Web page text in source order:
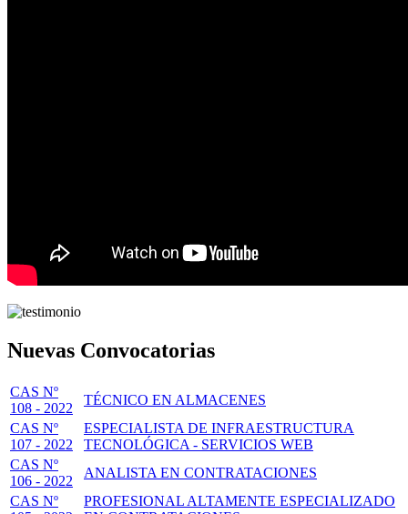
Nuevas Convocatorias
CAS Nº
108 - 2022
TÉCNICO EN ALMACENES
CAS Nº
107 - 2022
ESPECIALISTA DE INFRAESTRUCTURA
TECNOLÓGICA - SERVICIOS WEB
CAS Nº
106 - 2022
ANALISTA EN CONTRATACIONES
CAS Nº
PROFESIONAL ALTAMENTE ESPECIALIZADO